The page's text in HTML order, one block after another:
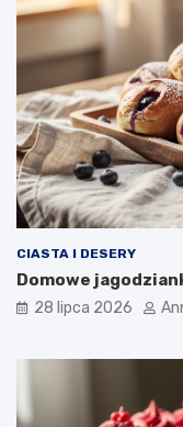
CIASTA I DESERY
Domowe
28 lipca 2026